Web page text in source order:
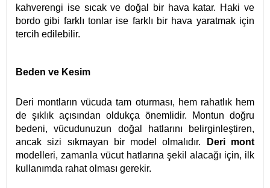
kahverengi ise sıcak ve doğal bir hava katar. Haki ve
bordo gibi farklı tonlar ise farklı bir hava yaratmak için
tercih edilebilir.
Beden ve Kesim
Deri montların vücuda tam oturması, hem rahatlık hem
de şıklık açısından oldukça önemlidir. Montun doğru
bedeni, vücudunuzun doğal hatlarını belirginleştiren,
ancak sizi sıkmayan bir model olmalıdır. Deri mont
modelleri, zamanla vücut hatlarına şekil alacağı için, ilk
kullanımda rahat olması gerekir.